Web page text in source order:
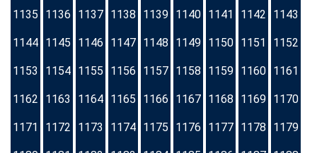
1135 1136 1137 1138 1139 1140 1141 1142 1143
1144 1145 1146 1147 1148 1149 1150 1151 1152
1153 1154 1155 1156 1157 1158 1159 1160 1161
1162 1163 1164 1165 1166 1167 1168 1169 1170
1171 1172 1173 1174 1175 1176 1177 1178 1179